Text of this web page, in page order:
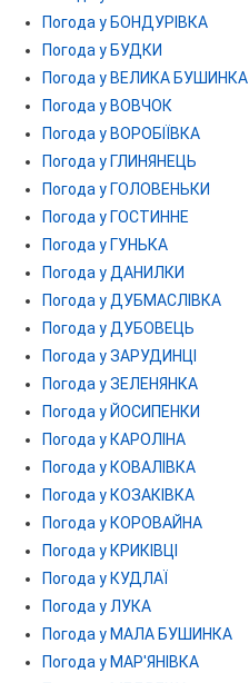
Погода у БОНДУРІВКА
Погода у БУДКИ
Погода у ВЕЛИКА БУШИНКА
Погода у ВОВЧОК
Погода у ВОРОБІЇВКА
Погода у ГЛИНЯНЕЦЬ
Погода у ГОЛОВЕНЬКИ
Погода у ГОСТИННЕ
Погода у ГУНЬКА
Погода у ДАНИЛКИ
Погода у ДУБМАСЛІВКА
Погода у ДУБОВЕЦЬ
Погода у ЗАРУДИНЦІ
Погода у ЗЕЛЕНЯНКА
Погода у ЙОСИПЕНКИ
Погода у КАРОЛІНА
Погода у КОВАЛІВКА
Погода у КОЗАКІВКА
Погода у КОРОВАЙНА
Погода у КРИКІВЦІ
Погода у КУДЛАЇ
Погода у ЛУКА
Погода у МАЛА БУШИНКА
Погода у МАР'ЯНІВКА